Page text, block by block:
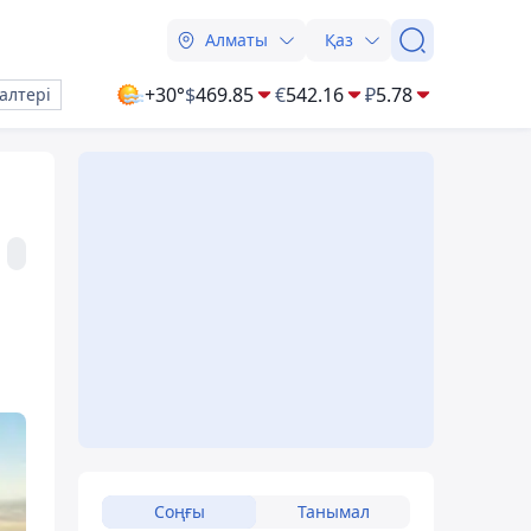
Алматы Қаз
+30°$469.85 €542.16 ₽5.78
Соңғы Танымал